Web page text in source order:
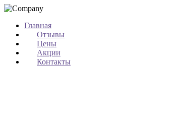
Главная
Отзывы
Цены
Акции
Контакты